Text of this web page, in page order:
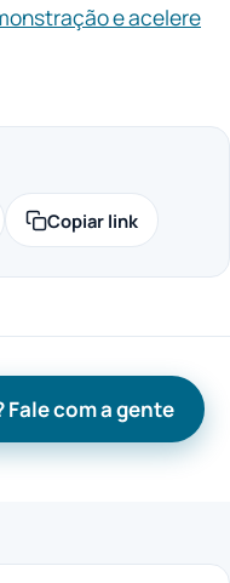
e acelere
Copiar link
Fale com a gente